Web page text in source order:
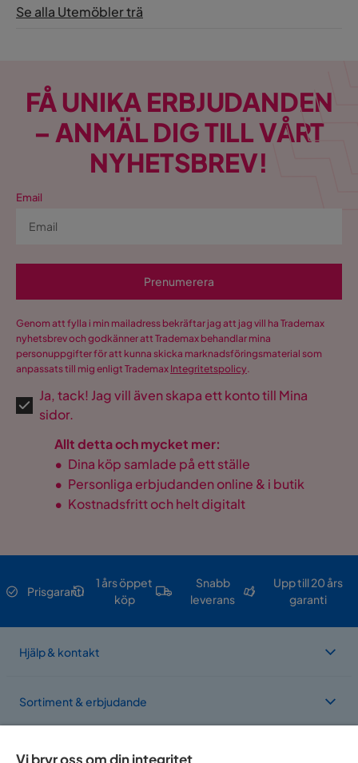
Se alla Utemöbler trä
FÅ UNIKA ERBJUDANDEN
– ANMÄL DIG TILL VÅRT
NYHETSBREV!
Email
Prenumerera
Genom att fylla i min mailadress bekräftar jag att jag vill ha Trademax
nyhetsbrev och godkänner att Trademax behandlar mina
personuppgifter för att kunna skicka marknadsföringsmaterial som
anpassats till mig enligt Trademax Integritetspolicy.
Ja, tack! Jag vill även skapa ett konto till Mina
sidor.
Allt detta och mycket mer:
• Dina köp samlade på ett ställe
• Personliga erbjudanden online & i butik
• Kostnadsfritt och helt digitalt
Prisgaranti
1 års öppet
köp
Snabb
leverans
Upp till 20 års
garanti
Hjälp & kontakt
Sortiment & erbjudande
Vi bryr oss om din integritet